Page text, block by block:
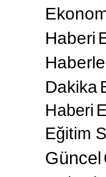
Haberi
Dakika
Haberi
Eğitim
Güncel